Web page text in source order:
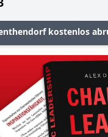
kostenlos